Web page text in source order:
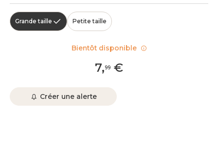
Grande taille Petite taille
7,99 €
Créer une alerte